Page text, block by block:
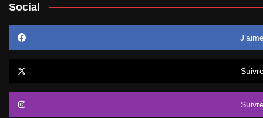
Social